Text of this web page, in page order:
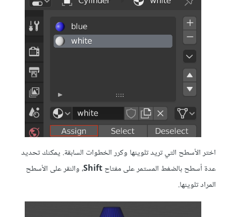
اختر الأسطح التي تريد تلوينها وكرر الخطوات السابقة. يمكنك تحديد
عدة أسطح بالضغط المستمر على مفتاحShift، والنقر على الأسطح
المراد تلوينها.